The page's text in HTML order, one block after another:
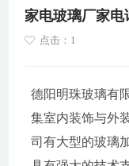
家电玻璃厂家电
点击：1
德阳明珠玻璃有
集室内装饰与外
司有大型的玻璃